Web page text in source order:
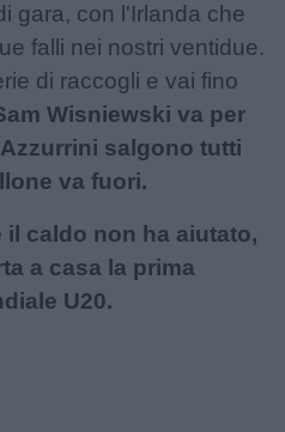
gara, con l'Irlanda che
falli nei nostri ventidue.
di raccogli e vai fino
Wisniewski va per
salgono tutti
va fuori.
caldo non ha aiutato,
a casa la prima
U20.